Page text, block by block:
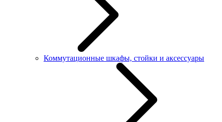
Коммутационные шкафы, стойки и аксессуары